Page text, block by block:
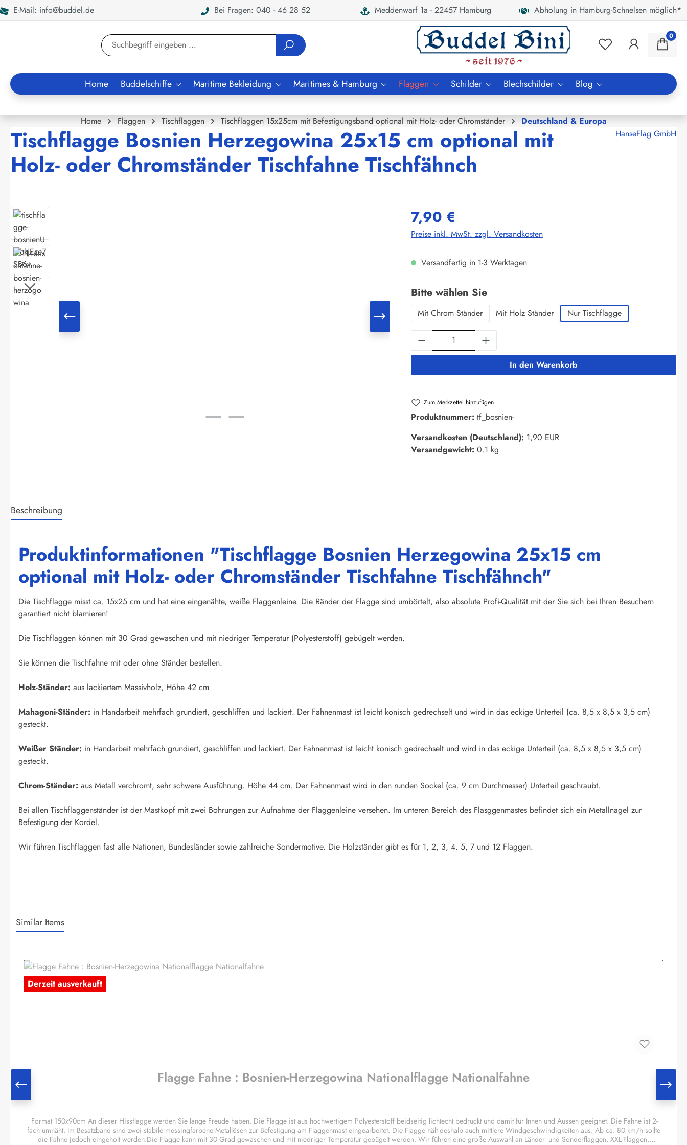
Zur Suche springen
E-Mail: info@buddel.de Bei Fragen: 040 - 46 28 52 Meddenwarf 1a - 22457 Hamburg Abholung in Hamburg-Schnelsen möglich*
0
Home Buddelschiffe Maritime Bekleidung Maritimes & Hamburg Flaggen Schilder Blechschilder Blog
Home Flaggen Tischflaggen Tischflaggen 15x25cm mit Befestigungsband optional mit Holz- oder Chromständer Deutschland & Europa
Tischflagge Bosnien Herzegowina 25x15 cm optional mit
Holz- oder Chromständer Tischfahne Tischfähnch
HanseFlag GmbH
Bildergalerie überspringen 7,90 €
Preise inkl. MwSt. zzgl. Versandkosten
Versandfertig in 1-3 Werktagen
Bitte wählen Sieauswählen
Mit Chrom Ständer Mit Holz Ständer Nur Tischflagge
Produkt Anzahl: Gib den gewünschten Wert ein
In den Warenkorb
Zum Merkzettel hinzufügen
Produktnummer: tf_bosnien-
Versandkosten (Deutschland): 1,90 EUR
Versandgewicht: 0.1 kg
Beschreibung
Produktinformationen "Tischflagge Bosnien Herzegowina 25x15 cm
optional mit Holz- oder Chromständer Tischfahne Tischfähnch"
Die Tischflagge misst ca. 15x25 cm und hat eine eingenähte, weiße Flaggenleine. Die Ränder der Flagge sind umbörtelt, also absolute Profi-Qualität mit der Sie sich bei Ihren Besuchern
garantiert nicht blamieren!
Die Tischflaggen können mit 30 Grad gewaschen und mit niedriger Temperatur (Polyesterstoff) gebügelt werden.
Sie können die Tischfahne mit oder ohne Ständer bestellen.
Holz-Ständer: aus lackiertem Massivholz, Höhe 42 cm
Mahagoni-Ständer: in Handarbeit mehrfach grundiert, geschliffen und lackiert. Der Fahnenmast ist leicht konisch gedrechselt und wird in das eckige Unterteil (ca. 8,5 x 8,5 x 3,5 cm)
gesteckt.
Weißer Ständer: in Handarbeit mehrfach grundiert, geschliffen und lackiert. Der Fahnenmast ist leicht konisch gedrechselt und wird in das eckige Unterteil (ca. 8,5 x 8,5 x 3,5 cm)
gesteckt.
Chrom-Ständer: aus Metall verchromt, sehr schwere Ausführung. Höhe 44 cm. Der Fahnenmast wird in den runden Sockel (ca. 9 cm Durchmesser) Unterteil geschraubt.
Bei allen Tischflaggenständer ist der Mastkopf mit zwei Bohrungen zur Aufnahme der Flaggenleine versehen. Im unteren Bereich des Flasggenmastes befindet sich ein Metallnagel zur
Befestigung der Kordel.
Wir führen Tischflaggen fast alle Nationen, Bundesländer sowie zahlreiche Sondermotive. Die Holzständer gibt es für 1, 2, 3, 4. 5, 7 und 12 Flaggen.
Similar Items
Derzeit ausverkauft
Flagge Fahne : Bosnien-Herzegowina Nationalflagge Nationalfahne
Format 150x90cm An dieser Hissflagge werden Sie lange Freude haben. Die Flagge ist aus hochwertigem Polyesterstoff beidseitig lichtecht bedruckt und damit für Innen und Aussen geeignet. Die Fahne ist 2-
fach umnäht. Im Besatzband sind zwei stabile messingfarbene Metallösen zur Befestigung am Flaggenmast eingearbeitet. Die Flagge hält deshalb auch mittlere Windgeschwindigkeiten aus. Ab ca. 80 km/h sollte
die Fahne jedoch eingeholt werden.Die Flagge kann mit 30 Grad gewaschen und mit niedriger Temperatur gebügelt werden. Wir führen eine große Auswahl an Länder- und Sonderflaggen, XXL-Flaggen,